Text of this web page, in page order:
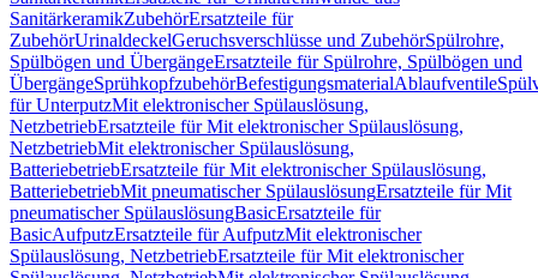
SanitärkeramikZubehörErsatzteile für
ZubehörUrinaldeckelGeruchsverschlüsse und ZubehörSpülrohre,
Spülbögen und ÜbergängeErsatzteile für Spülrohre, Spülbögen und
ÜbergängeSprühkopfzubehörBefestigungsmaterialAblaufventile
für UnterputzMit elektronischer Spülauslösung,
NetzbetriebErsatzteile für Mit elektronischer Spülauslösung,
NetzbetriebMit elektronischer Spülauslösung,
BatteriebetriebErsatzteile für Mit elektronischer Spülauslösung,
BatteriebetriebMit pneumatischer SpülauslösungErsatzteile für Mit
pneumatischer SpülauslösungBasicErsatzteile für
BasicAufputzErsatzteile für AufputzMit elektronischer
Spülauslösung, NetzbetriebErsatzteile für Mit elektronischer